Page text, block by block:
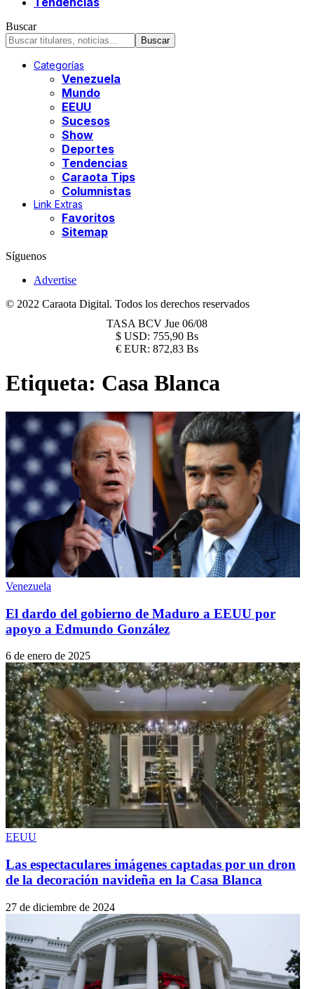
Buscar
Categorías
Venezuela
Mundo
EEUU
Sucesos
Show
Deportes
Tendencias
Caraota Tips
Columnistas
Link Extras
Favoritos
Sitemap
Síguenos
Advertise
© 2022 Caraota Digital. Todos los derechos reservados
TASA BCV Jue 06/08
$ USD: 755,90 Bs
€ EUR: 872,83 Bs
Etiqueta: Casa Blanca
Venezuela
El dardo del gobierno de Maduro a EEUU por
apoyo a Edmundo González
6 de enero de 2025
EEUU
Las espectaculares imágenes captadas por un dron
de la decoración navideña en la Casa Blanca
27 de diciembre de 2024